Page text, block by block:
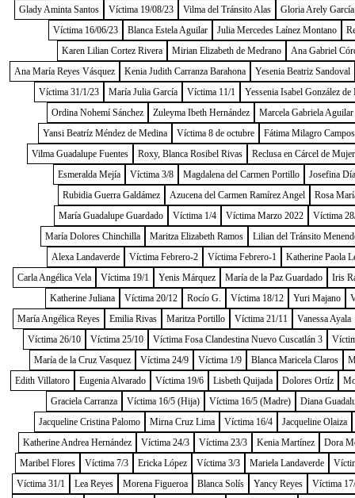
Glady Aminta Santos
Víctima 19/08/23 Vilma del Tránsito Alas
Gloria Arely García
Víctima 16/06/23
Blanca Estela Aguilar Julia Mercedes Laínez Montano
Karen Lilian Cortez Rivera
Mirian Elizabeth de Medrano
Ana Gabriel
Ana María Reyes Vásquez
Kenia Judith Carranza Barahona
Yesenia Beatriz Sandoval
Víctima 31/1/23
María Julia García Víctima 11/1
Yessenia Isabel González
Ordina Nohemí Sánchez
Zuleyma Ibeth Hernández
Marcela Gabriela Aguilar
Yansi Beatríz Méndez de Medina
Víctima 8 de octubre
Fátima Milagro Campos
Vilma Guadalupe Fuentes
Roxy, Blanca Rosibel Rivas
Reclusa en Cárcel de
Esmeralda Mejía
Víctima 3/8 Magdalena del Carmen Portillo
Josefina
Rubidia Guerra Galdámez
Azucena del Carmen Ramírez Angel
Rosa
María Guadalupe Guardado
Víctima 1/4 Víctima Marzo 2022
Víctima
María Dolores Chinchilla
Maritza Elizabeth Ramos
Lilian del Tránsito
Alexa Landaverde
Víctima Febrero-2 Víctima Febrero-1
Katherine Paola
Carla Angélica Vela
Víctima 19/1 Yenis Márquez María de la Paz Guardado
Iris
Katherine Juliana
Víctima 20/12 Rocío G. Víctima 18/12 Yuri Majano
María Angélica Reyes
Emilia Rivas Maritza Portillo Víctima 21/11
Vanessa Ayala
Víctima 26/10
Víctima 25/10 Víctima Fosa Clandestina Nuevo Cuscatlán 3
María de la Cruz Vasquez
Víctima 24/9 Víctima 1/9 Blanca Maricela Claros
Edith Villatoro
Eugenia Alvarado Víctima 19/6 Lisbeth Quijada Dolores Ortíz
Graciela Carranza
Víctima 16/5 (Hija) Víctima 16/5 (Madre)
Diana
Jacqueline Cristina Palomo
Mirna Cruz Lima Víctima 16/4
Jacqueline Olaiza
Katherine Andrea Hernández
Víctima 24/3 Víctima 23/3 Kenia Martínez
Dora
Maribel Flores
Víctima 7/3 Ericka López Víctima 3/3 Mariela Landaverde
Víctima 31/1
Lea Reyes Morena Figueroa Blanca Solís Yancy Reyes
Víctima